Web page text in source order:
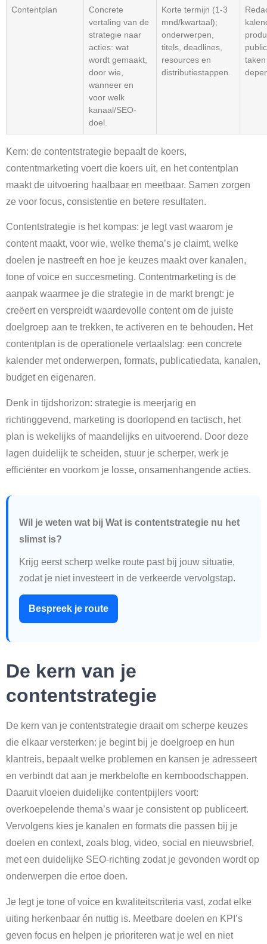
Contentplan
Concrete
vertaling van de
strategie naar
acties: wat
wordt gemaakt,
door wie,
wanneer en
voor welk
kanaal/SEO-
doel.
Korte termijn (1-3
mnd/kwartaal);
onderwerpen,
titels, deadlines,
resources en
distributiestappen.
Kern: de contentstrategie bepaalt de koers,
contentmarketing voert die koers uit, en het contentplan
maakt de uitvoering haalbaar en meetbaar. Samen zorgen
ze voor focus, consistentie en betere resultaten.
Contentstrategie is het kompas: je legt vast waarom je
content maakt, voor wie, welke thema’s je claimt, welke
doelen je nastreeft en hoe je keuzes maakt over kanalen,
tone of voice en succesmeting. Contentmarketing is de
aanpak waarmee je die strategie in de markt brengt: je
creëert en verspreidt waardevolle content om de juiste
doelgroep aan te trekken, te activeren en te behouden. Het
contentplan is de operationele vertaalslag: een concrete
kalender met onderwerpen, formats, publicatiedata, kanalen,
budget en eigenaren.
Denk in tijdshorizon: strategie is meerjarig en
richtinggevend, marketing is doorlopend en tactisch, het
plan is wekelijks of maandelijks en uitvoerend. Door deze
lagen duidelijk te scheiden, stuur je scherper, werk je
efficiënter en voorkom je losse, onsamenhangende acties.
Wil je weten wat bij Wat is contentstrategie nu het
slimst is?
Krijg eerst scherp welke route past bij jouw situatie,
zodat je niet investeert in de verkeerde vervolgstap.
Bespreek je route
De kern van je
contentstrategie
De kern van je contentstrategie draait om scherpe keuzes
die elkaar versterken: je begint bij je doelgroep en hun
klantreis, bepaalt welke problemen en kansen je adresseert
en verbindt dat aan je merkbelofte en kernboodschappen.
Daaruit vloeien duidelijke contentpijlers voort:
overkoepelende thema’s waar je consistent op publiceert.
Vervolgens kies je kanalen en formats die passen bij je
doelen en context, zoals blog, video, social en nieuwsbrief,
met een duidelijke SEO-richting zodat je gevonden wordt op
onderwerpen die ertoe doen.
Je legt je tone of voice en kwaliteitscriteria vast, zodat elke
uiting herkenbaar én nuttig is. Meetbare doelen en KPI’s
geven focus en helpen je prioriteren wat je wel en niet